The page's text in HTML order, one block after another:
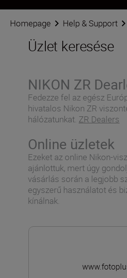
Homepage Help & Support
Üzlet keresése
NIKON ZR
Fedezze fel az egész
hivatalos Nikon ZR
hálózatunkat. ZR Dealers
Online üzletek
Ezeket az online Nikon-
ajánlottuk, mert úgy
vásárlás során a legjobb
egyszerű használatot és
kínálnak.